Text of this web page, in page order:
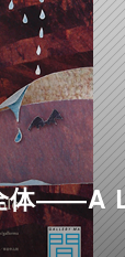
体